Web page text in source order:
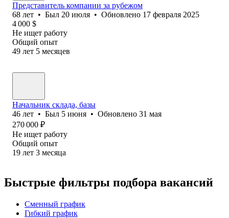
Представитель компании за рубежом
68 лет • Был 20 июля • Обновлено 17 февраля 2025
4 000 $
Не ищет работу
Общий опыт
49 лет 5 месяцев
Начальник склада, базы
46 лет • Был 5 июня • Обновлено 31 мая
270 000 ₽
Не ищет работу
Общий опыт
19 лет 3 месяца
Быстрые фильтры подбора вакансий
Сменный график
Гибкий график